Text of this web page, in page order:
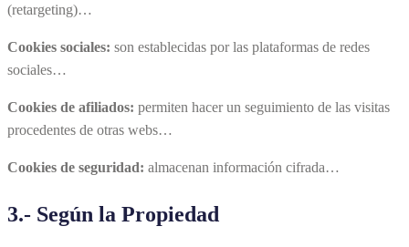
(retargeting)…
Cookies sociales: son establecidas por las plataformas de redes
sociales…
Cookies de afiliados: permiten hacer un seguimiento de las visitas
procedentes de otras webs…
Cookies de seguridad: almacenan información cifrada…
3.- Según la Propiedad